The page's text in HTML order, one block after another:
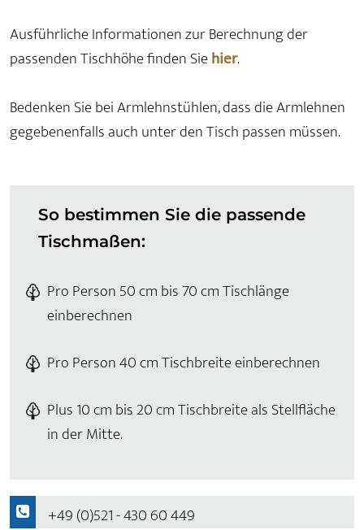
Ausführliche Informationen zur Berechnung der
passenden Tischhöhe finden Siehier.
Bedenken Sie bei Armlehnstühlen, dass die Armlehnen
gegebenenfalls auch unter den Tisch passen müssen.
So bestimmen Sie die passende
Tischmaßen:
Pro Person 50 cm bis 70 cm Tischlänge
einberechnen
Pro Person 40 cm Tischbreite einberechnen
Plus 10 cm bis 20 cm Tischbreite als Stellfläche
in der Mitte.
+49 (0)521 - 430 60 449